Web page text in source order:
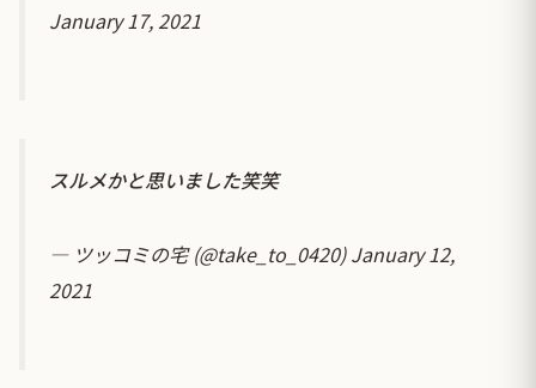
January 17, 2021
スルメかと思いました笑笑
— ツッコミの宅 (@take_to_0420)January 12,
2021